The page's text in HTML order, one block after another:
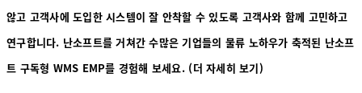
않고 고객사에 도입한 시스템이 잘 안착할 수 있도록 고객사와 함께 고민하고
연구합니다. 난소프트를 거쳐간 수많은 기업들의 물류 노하우가 축적된 난소프
트 구독형 WMS EMP를 경험해 보세요.(더 자세히 보기)